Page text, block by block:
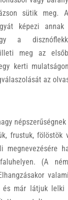
sütik meg.
képezi
a
illeti meg az
kerti
az
frustuk, fölöstök
megnevezésére
(A
és már látjuk lelki